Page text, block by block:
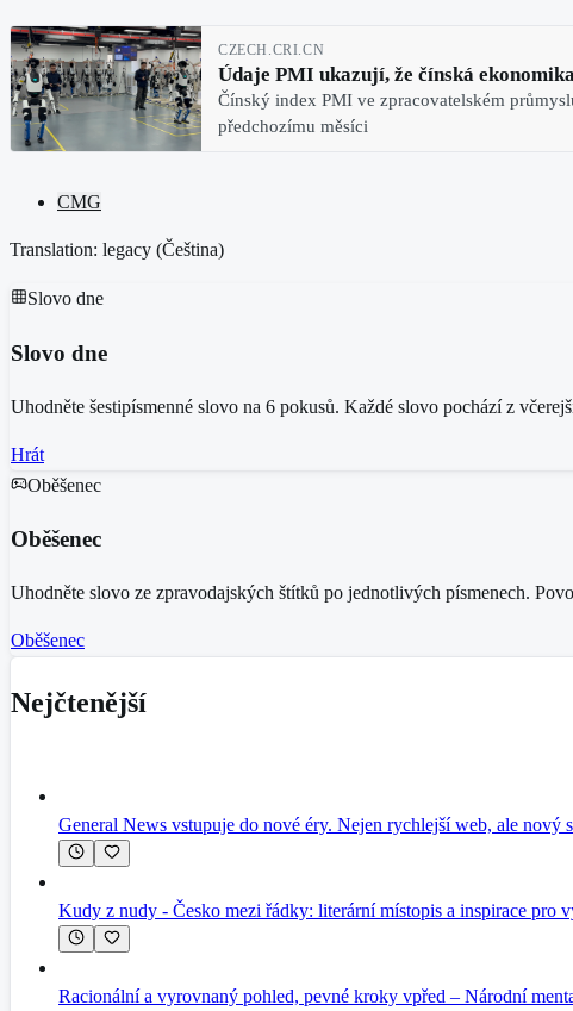
CZECH.CRI.CN
Údaje PMI ukazují, že čínská
Čínský index PMI ve zpracovatelském
předchozímu měsíci
CMG
Translation: legacy (Čeština)
Slovo dne
Slovo dne
Uhodněte šestipísmenné slovo na 6 pokusů. Každé slovo pochází z
Hrát
Oběšenec
Oběšenec
Uhodněte slovo ze zpravodajských štítků po jednotlivých písmenech.
Oběšenec
Nejčtenější
General News vstupuje do nové éry. Nejen rychlejší web, ale nový
Kudy z nudy - Česko mezi řádky: literární místopis a inspirace pro
Racionální a vyrovnaný pohled, pevné kroky vpřed – Národní